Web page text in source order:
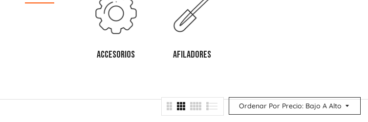
ACCESORIOS AFILADORES
Ordenar Por Precio: Bajo A Alto